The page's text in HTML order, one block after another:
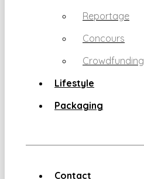
Reportage
Concours
Crowdfunding
Lifestyle
Packaging
Contact